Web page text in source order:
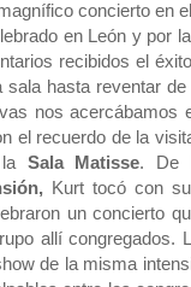
concierto en
en León y por
recibidos el
sala hasta reventar de
nos acercábamos
el recuerdo de la
Sala Matisse. De
Kurt tocó con
un concierto
allí congregados.
de la misma